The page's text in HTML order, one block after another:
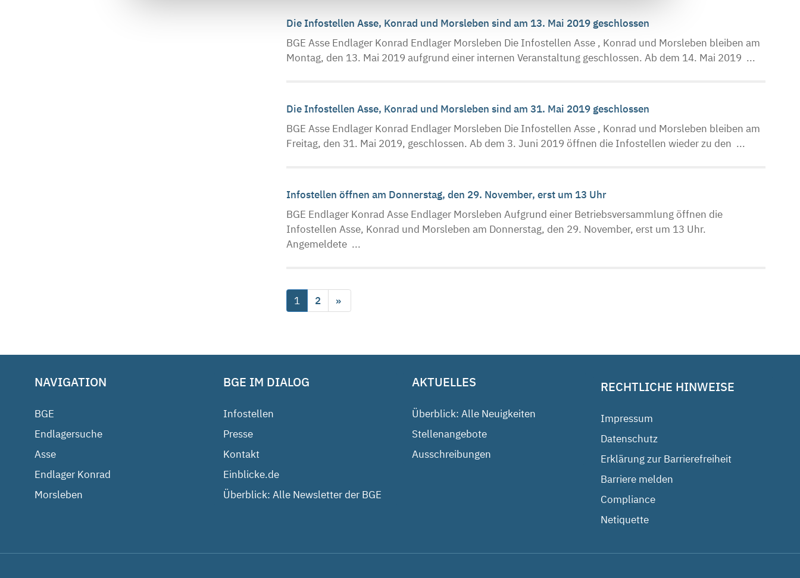
Die Infostellen Asse, Konrad und Morsleben sind am 13. Mai 2019 geschlossen
BGE Asse Endlager Konrad Endlager Morsleben Die Infostellen Asse , Konrad und Morsleben bleiben am
Montag, den 13. Mai 2019 aufgrund einer internen Veranstaltung geschlossen. Ab dem 14. Mai 2019 ...
Die Infostellen Asse, Konrad und Morsleben sind am 31. Mai 2019 geschlossen
BGE Asse Endlager Konrad Endlager Morsleben Die Infostellen Asse , Konrad und Morsleben bleiben am
Freitag, den 31. Mai 2019, geschlossen. Ab dem 3. Juni 2019 öffnen die Infostellen wieder zu den ...
Infostellen öffnen am Donnerstag, den 29. November, erst um 13 Uhr
BGE Endlager Konrad Asse Endlager Morsleben Aufgrund einer Betriebsversammlung öffnen die
Infostellen Asse, Konrad und Morsleben am Donnerstag, den 29. November, erst um 13 Uhr.
Angemeldete ...
1 2 »
NAVIGATION
BGE
Endlagersuche
Asse
Endlager Konrad
Morsleben
BGE IM DIALOG
Infostellen
Presse
Kontakt
Einblicke.de
Überblick: Alle Newsletter der BGE
AKTUELLES
Überblick: Alle Neuigkeiten
Stellenangebote
Ausschreibungen
RECHTLICHE HINWEISE
Impressum
Datenschutz
Erklärung zur Barrierefreiheit
Barriere melden
Compliance
Netiquette